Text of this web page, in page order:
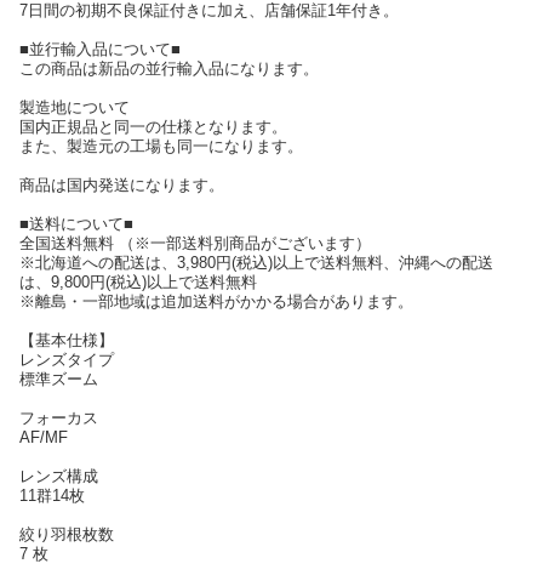
7日間の初期不良保証付きに加え、店舗保証1年付き。
■並行輸入品について■
この商品は新品の並行輸入品になります。
製造地について
国内正規品と同一の仕様となります。
また、製造元の工場も同一になります。
商品は国内発送になります。
■送料について■
全国送料無料 （※一部送料別商品がございます）
※北海道への配送は、3,980円(税込)以上で送料無料、沖縄への配送
は、9,800円(税込)以上で送料無料
※離島・一部地域は追加送料がかかる場合があります。
【基本仕様】
レンズタイプ
標準ズーム
フォーカス
AF/MF
レンズ構成
11群14枚
絞り羽根枚数
7 枚